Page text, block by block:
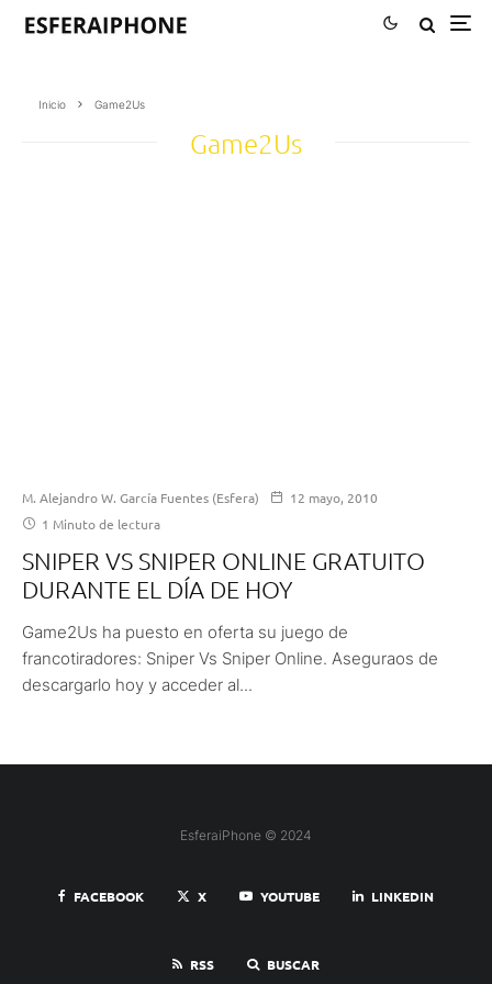
Inicio Game2Us
Game2Us
M. Alejandro W. García Fuentes (Esfera)
12 mayo, 2010
1 Minuto de lectura
SNIPER VS SNIPER ONLINE GRATUITO
DURANTE EL DÍA DE HOY
Game2Us ha puesto en oferta su juego de
francotiradores: Sniper Vs Sniper Online. Aseguraos de
descargarlo hoy y acceder al...
EsferaiPhone © 2024
FACEBOOK X YOUTUBE LINKEDIN
RSS BUSCAR